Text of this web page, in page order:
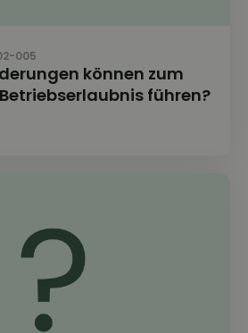
005
können zum
führen?